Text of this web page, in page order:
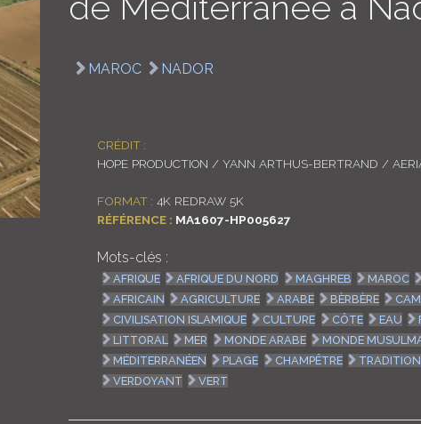
MAROC NADOR
CRÉDIT :
HOPE PRODUCTION / YANN ARTHUS-BERTRAND /
FORMAT : 4K REDRAW 5K
RÉFÉRENCE : MA1607-HP005627
Mots-clés :
AFRIQUE AFRIQUE DU NORD MAGHREB MAROC
AFRICAIN
AGRICULTURE ARABE BÈRBÈRE
CIVILISATION ISLAMIQUE
CULTURE CÔTE EAU
LITTORAL
MER MONDE ARABE
MONDE
MÉDITERRANÉEN
PLAGE CHAMPÊTRE
VERDOYANT
VERT